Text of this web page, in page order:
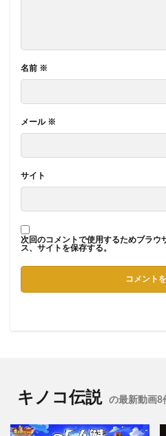
名前 ※
メール ※
サイト
次回のコメントで使用するためブラウ
ス、サイトを保存する。
キノコ伝説 の最新動画8